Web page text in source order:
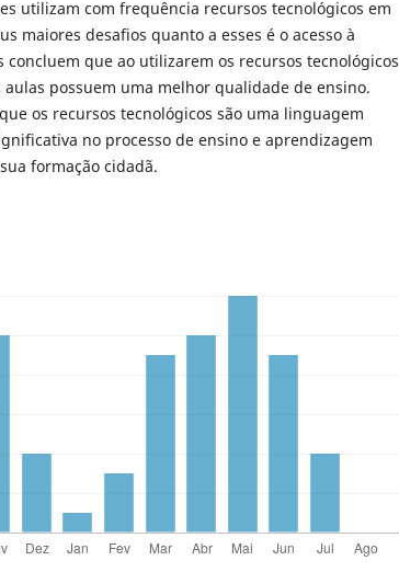
utilizam com frequência recursos tecnológicos em
maiores desafios quanto a esses é o acesso à
concluem que ao utilizarem os recursos tecnológicos
aulas possuem uma melhor qualidade de ensino.
os recursos tecnológicos são uma linguagem
no processo de ensino e aprendizagem
formação cidadã.